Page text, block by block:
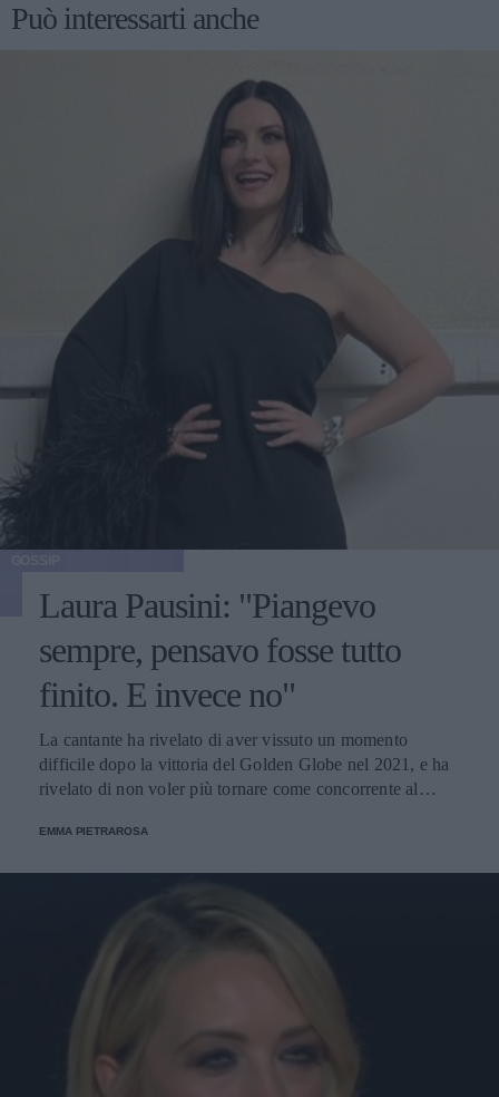
Può interessarti anche
Laura Pausini: "Piangevo
sempre, pensavo fosse tutto
finito. E invece no"
La cantante ha rivelato di aver vissuto un momento
difficile dopo la vittoria del Golden Globe nel 2021, e ha
rivelato di non voler più tornare come concorrente al
EMMA PIETRAROSA